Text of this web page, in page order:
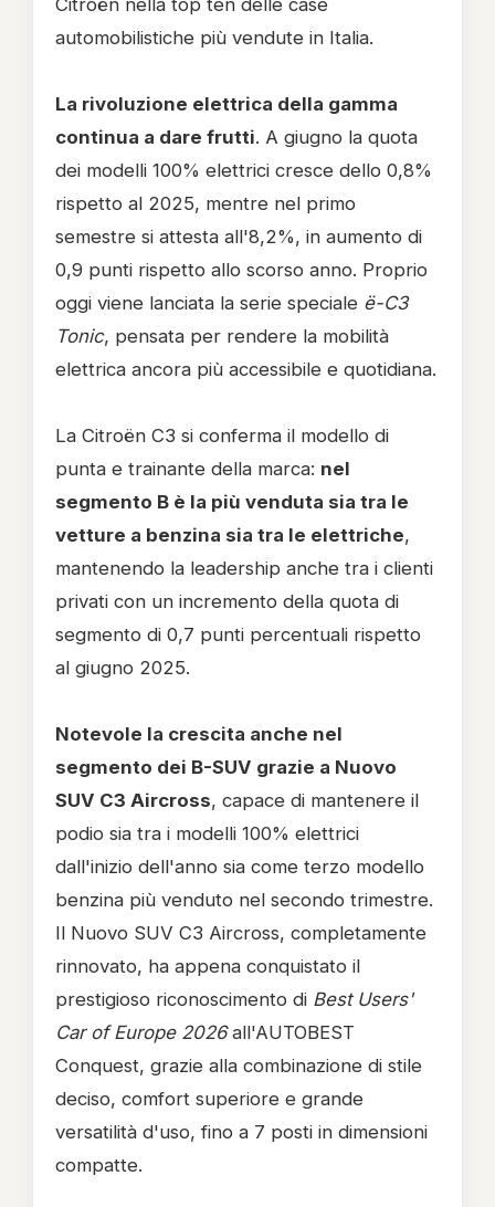
Citroën nella top ten delle case
automobilistiche più vendute in Italia.
La rivoluzione elettrica della gamma
continua a dare frutti. A giugno la quota
dei modelli 100% elettrici cresce dello 0,8%
rispetto al 2025, mentre nel primo
semestre si attesta all'8,2%, in aumento di
0,9 punti rispetto allo scorso anno. Proprio
oggi viene lanciata la serie speciale ë-C3
Tonic, pensata per rendere la mobilità
elettrica ancora più accessibile e quotidiana.
La Citroën C3 si conferma il modello di
punta e trainante della marca: nel
segmento B è la più venduta sia tra le
vetture a benzina sia tra le elettriche,
mantenendo la leadership anche tra i clienti
privati con un incremento della quota di
segmento di 0,7 punti percentuali rispetto
al giugno 2025.
Notevole la crescita anche nel
segmento dei B-SUV grazie a Nuovo
SUV C3 Aircross, capace di mantenere il
podio sia tra i modelli 100% elettrici
dall'inizio dell'anno sia come terzo modello
benzina più venduto nel secondo trimestre.
Il Nuovo SUV C3 Aircross, completamente
rinnovato, ha appena conquistato il
prestigioso riconoscimento di Best Users'
Car of Europe 2026all'AUTOBEST
Conquest, grazie alla combinazione di stile
deciso, comfort superiore e grande
versatilità d'uso, fino a 7 posti in dimensioni
compatte.